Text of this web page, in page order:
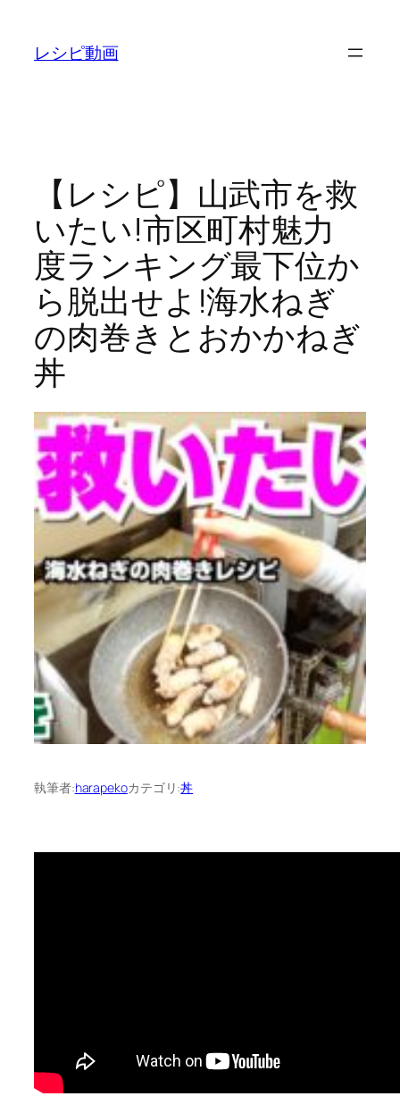
レシピ動画
【レシピ】山武市を救
いたい!市区町村魅力
度ランキング最下位か
ら脱出せよ!海水ねぎ
の肉巻きとおかかねぎ
丼
執筆者:harapekoカテゴリ:丼